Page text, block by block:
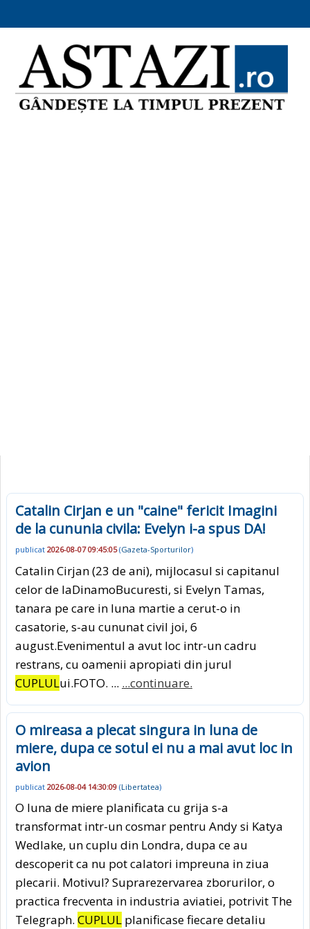
Catalin Cirjan e un "caine" fericit Imagini
de la cununia civila: Evelyn i-a spus DA!
publicat 2026-08-07 09:45:05(Gazeta-Sporturilor)
Catalin Cirjan (23 de ani), mijlocasul si capitanul
celor de laDinamoBucuresti, si Evelyn Tamas,
tanara pe care in luna martie a cerut-o in
casatorie, s-au cununat civil joi, 6
august.Evenimentul a avut loc intr-un cadru
restrans, cu oamenii apropiati din jurul
CUPLULui.FOTO. ... ...continuare.
O mireasa a plecat singura in luna de
miere, dupa ce sotul ei nu a mai avut loc in
avion
publicat 2026-08-04 14:30:09 (Libertatea)
O luna de miere planificata cu grija s-a
transformat intr-un cosmar pentru Andy si Katya
Wedlake, un cuplu din Londra, dupa ce au
descoperit ca nu pot calatori impreuna in ziua
plecarii. Motivul? Suprarezervarea zborurilor, o
practica frecventa in industria aviatiei, potrivit The
Telegraph. CUPLUL planificase fiecare detaliu